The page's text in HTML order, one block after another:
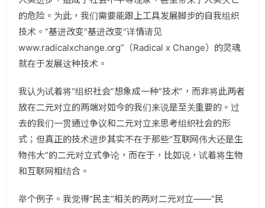
的危险。为此，我们需要能跟上工具发展脚步的自我组织
技术。“基进改变“基进改变“详情请见
www.radicalxchange.org”（Radical x Change）的灵魂
就在于发展这种技术。
我认为试着将“组织社会”想象成一种“技术”，而非将此两者
放在二元对立的两端对如今的我们来说是至关重要的。过
去的我们一贯通过争议和二元对立来思考组织社会的形
式；但真正的技术进步其实不在于那些“互联网伟大还是生
物伟大”的二元对立式争论，而在于，比如说，试着将生物
和互联网相结合。
举个例子。我觉得“民主”相关的两对二元对立——“民